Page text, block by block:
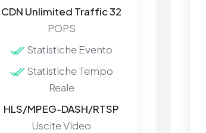
CDN Unlimited Traffic 32
POPS
Statistiche Evento
Statistiche Tempo
Reale
HLS/MPEG-DASH/RTSP
Uscite Video